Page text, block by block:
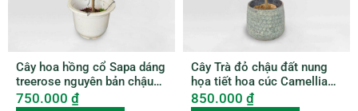
Cây hoa hồng cổ Sapa dáng
treerose nguyên bản chậu
nhựa ROSE005
750.000 ₫
Cây Trà đỏ chậu đất nung
họa tiết hoa cúc Camellia
Japonica
850.000 ₫